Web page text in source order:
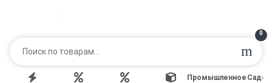
0
Промышленное